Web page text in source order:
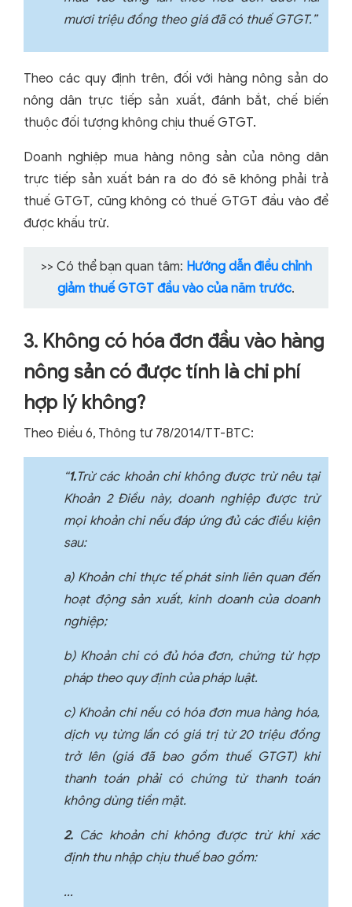
mươi triệu đồng theo giá đã có thuế GTGT.”
Theo các quy định trên, đối với hàng nông sản do
nông dân trực tiếp sản xuất, đánh bắt, chế biến
thuộc đối tượng không chịu thuế GTGT.
Doanh nghiệp mua hàng nông sản của nông dân
trực tiếp sản xuất bán ra do đó sẽ không phải trả
thuế GTGT, cũng không có thuế GTGT đầu vào để
được khấu trừ.
>> Có thể bạn quan tâm: Hướng dẫn điều chỉnh
giảm thuế GTGT đầu vào của năm trước.
3. Không có hóa đơn đầu vào hàng
nông sản có được tính là chi phí
hợp lý không?
Theo Điều 6, Thông tư 78/2014/TT-BTC:
“1.Trừ các khoản chi không được trừ nêu tại
Khoản 2 Điều này, doanh nghiệp được trừ
mọi khoản chi nếu đáp ứng đủ các điều kiện
sau:
a) Khoản chi thực tế phát sinh liên quan đến
hoạt động sản xuất, kinh doanh của doanh
nghiệp;
b) Khoản chi có đủ hóa đơn, chứng từ hợp
pháp theo quy định của pháp luật.
c) Khoản chi nếu có hóa đơn mua hàng hóa,
dịch vụ từng lần có giá trị từ 20 triệu đồng
trở lên (giá đã bao gồm thuế GTGT) khi
thanh toán phải có chứng từ thanh toán
không dùng tiền mặt.
2. Các khoản chi không được trừ khi xác
định thu nhập chịu thuế bao gồm:
...